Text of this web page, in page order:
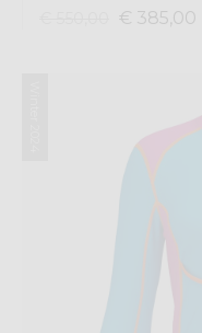
€ 385,00